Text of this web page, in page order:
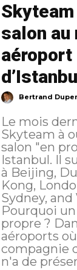
salon au
aéroport
Bertrand
Le mois
Skyteam à
salon "en
Istanbul. Il
à Beijing,
Kong,
Sydney, and
Pourquoi un
propre ?
aéroports
compagnie
n'a de